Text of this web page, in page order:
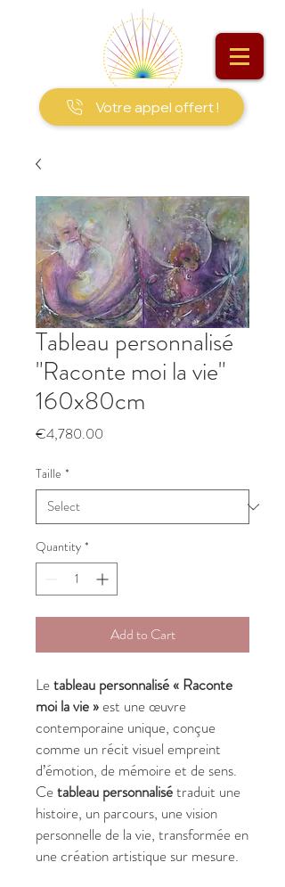
Votre appel offert !
Tableau personnalisé
"Raconte moi la vie"
160x80cm
€4,780.00
Taille *
Quantity *
Add to Cart
Letableau personnalisé « Raconte
moi la vie »est une œuvre
contemporaine unique, conçue
comme un récit visuel empreint
d’émotion, de mémoire et de sens.
Cetableau personnalisétraduit une
histoire, un parcours, une vision
personnelle de la vie, transformée en
une création artistique sur mesure.